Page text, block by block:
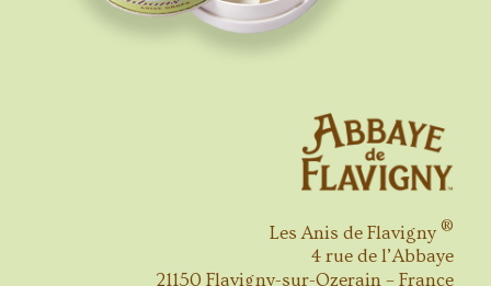
Les Anis de Flavigny ®
4 rue de l’Abbaye
21150 Flavigny-sur-Ozerain – France